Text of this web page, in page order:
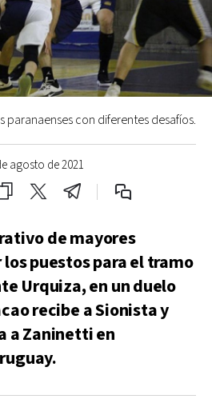
agosto de 2021
paranaenses con diferentes desafíos.
de mayores
puestos para el tramo
Urquiza, en un duelo
recibe a Sionista y
a Zaninetti en